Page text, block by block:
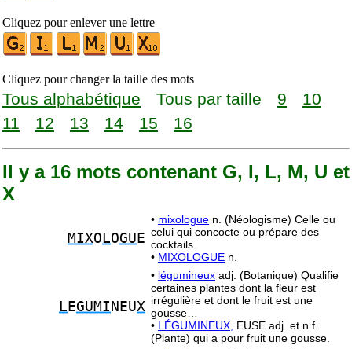
Cliquez pour enlever une lettre
Cliquez pour changer la taille des mots
Tous alphabétique Tous par taille 9
10
11
12 13 14 15 16
Il y a 16 mots contenant G, I, L, M, U et
X
MIXO LOGU E
• mixologue n. (Néologisme) Celle ou
celui qui concocte ou prépare des
cocktails.
• MIXOLOGUE n.
L EGUMI NEUX
• légumineux adj. (Botanique) Qualifie
certaines plantes dont la fleur est
irrégulière et dont le fruit est une
gousse…
• LÉGUMINEUX, EUSE adj. et n.f.
(Plante) qui a pour fruit une gousse.